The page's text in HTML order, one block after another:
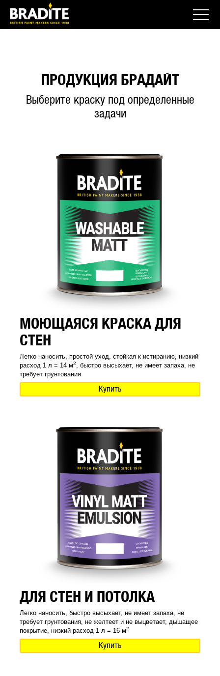
ПРОДУКЦИЯ БРАДАЙТ
Выберите краску под определенные
задачи
МОЮЩАЯСЯ КРАСКА ДЛЯ
СТЕН
Легко наносить, простой уход, стойкая к истиранию, низкий
расход 1 л = 14 м2
, быстро высыхает, не имеет запаха, не
требует грунтования
Купить
ДЛЯ СТЕН И ПОТОЛКА
Легко наносить, быстро высыхает, не имеет запаха, не
требует грунтования, не желтеет и не выцветает, дышащее
покрытие, низкий расход 1 л = 16 м2
Купить